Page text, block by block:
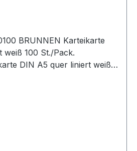
BRUNNEN Karteikarte
DIN A5 quer liniert weiß